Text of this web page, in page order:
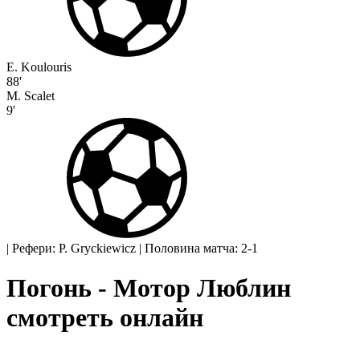
E. Koulouris
88'
M. Scalet
9'
| Рефери: P. Gryckiewicz | Половина матча: 2-1
Погонь - Мотор Люблин
смотреть онлайн